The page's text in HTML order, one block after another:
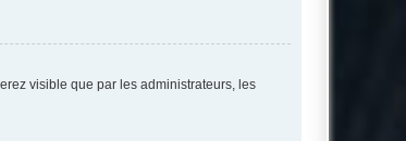
visible que par les administrateurs, les